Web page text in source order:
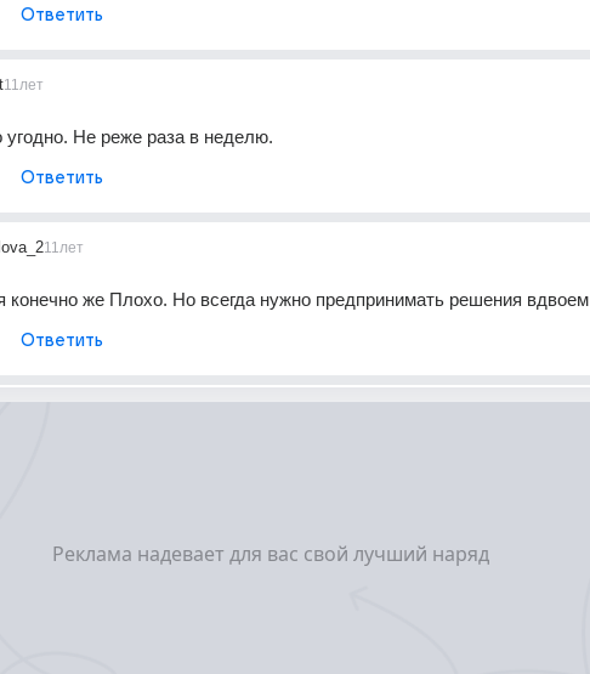
Ответить
11лет
угодно. Не реже раза в неделю.
Ответить
11лет
конечно же Плохо. Но всегда нужно предпринимать решения вдвоем
Ответить